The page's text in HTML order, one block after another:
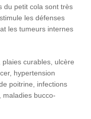
du petit cola sont très
les défenses
les tumeurs internes
curables, ulcère
hypertension
poitrine, infections
maladies bucco-